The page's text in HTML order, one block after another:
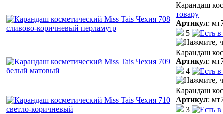
Карандаш
товару
Артикул:
5
Карандаш
Артикул:
4
Карандаш
Артикул:
3